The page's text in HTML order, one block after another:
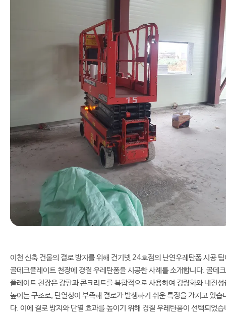
이천 신축 건물의 결로 방지를 위해 건기넷 24호점의 난연우레탄폼 시공 팀
골데크플레이트 천장에 경질 우레탄폼을 시공한 사례를 소개합니다. 골데크
플레이트 천장은 강판과 콘크리트를 복합적으로 사용하여 경량화와 내진성
높이는 구조로, 단열성이 부족해 결로가 발생하기 쉬운 특징을 가지고 있습
다. 이에 결로 방지와 단열 효과를 높이기 위해 경질 우레탄폼이 선택되었습